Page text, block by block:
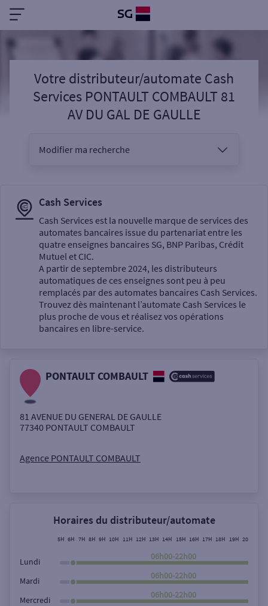
Votre distributeur/automate Cash
Services PONTAULT COMBAULT 81
AV DU GAL DE GAULLE
Modifier ma recherche
Sélectionnez votre recherche
Un service
Autour de moi
Rechercher
Cash Services
Cash Services est la nouvelle marque de services des
automates bancaires issue du partenariat entre les
quatre enseignes bancaires SG, BNP Paribas, Crédit
Mutuel et CIC.
A partir de septembre 2024, les distributeurs
automatiques de ces enseignes sont peu à peu
remplacés par des automates bancaires Cash Services.
Trouvez dès maintenant l’automate Cash Services le
plus proche de vous et réalisez vos opérations
bancaires en libre-service.
PONTAULT COMBAULT
81 AVENUE DU GENERAL DE GAULLE
77340 PONTAULT COMBAULT
Agence PONTAULT COMBAULT
Horaires du distributeur/automate
5H 6H 7H 8H 9H 10H 11H 12H 13H 14H 15H 16H 17H 18H 19H 20H
Lundi
06h00-22h00
Mardi
06h00-22h00
Mercredi
06h00-22h00